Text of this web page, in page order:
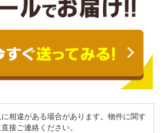
相違がある場合があります。物件に関す
接ご連絡ください。